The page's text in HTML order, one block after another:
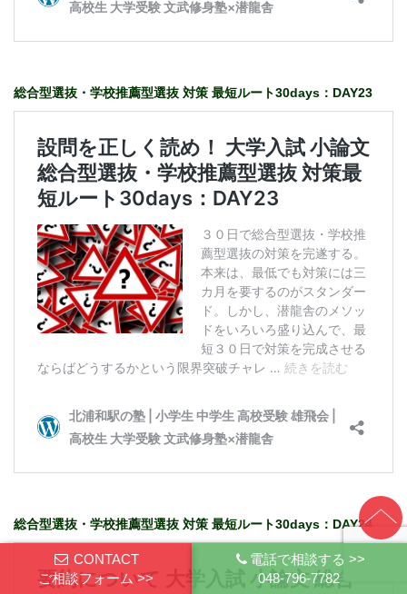
CONTACT
ご相談フォーム >>
電話で相談する >>
048-796-7782
総合型選抜・学校推薦型選抜 対策 最短ルート30days：DAY23
総合型選抜・学校推薦型選抜 対策 最短ルート30days：DAY24